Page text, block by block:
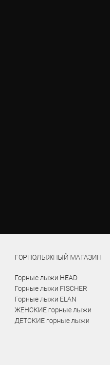
ГОРНОЛЫЖНЫЙ МАГАЗИН
Горные лыжи HEAD
Горные лыжи FISCHER
Горные лыжи ELAN
ЖЕНСКИЕ горные лыжи
ДЕТСКИЕ горные лыжи